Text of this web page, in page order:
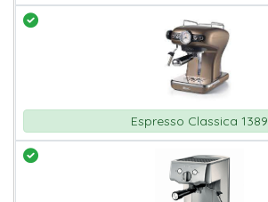
Espresso Classica 1389